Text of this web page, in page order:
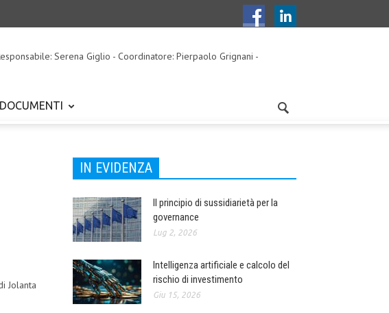
Serena Giglio - Coordinatore: Pierpaolo Grignani -
DOCUMENTI
Jolanta
IN EVIDENZA
Il principio di sussidiarietà per la
governance
Lug 2, 2026
Intelligenza artificiale e calcolo del
rischio di investimento
Giu 15, 2026